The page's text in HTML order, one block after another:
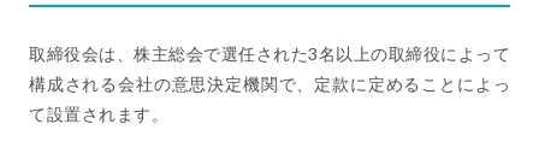
取締役会は、株主総会で選任された3名以上の取締役によって
構成される会社の意思決定機関で、定款に定めることによっ
て設置されます。